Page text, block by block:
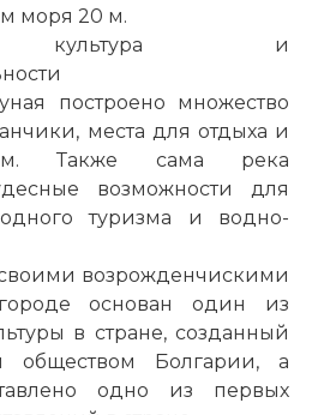
моря 20 м.
культура и
построено множество
места для отдыха и
Также сама река
возможности для
туризма и водно-
возрожденчискими
основан один из
в стране, созданный
обществом Болгарии, а
одно из первых